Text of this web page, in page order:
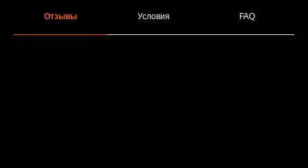
Отзывы Условия FAQ